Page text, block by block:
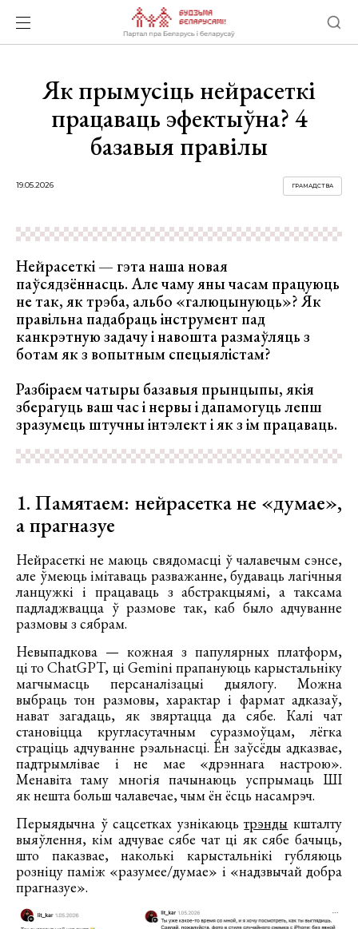
Як прымусіць нейрасеткі
працаваць эфектыўна? 4
базавыя правілы
19.05.2026 ГРАМАДСТВА
Нейрасеткі — гэта наша новая
паўсядзённасць. Але чаму яны часам працуюць
не так, як трэба, альбо «галюцынуюць»? Як
правільна падабраць інструмент пад
канкрэтную задачу і навошта размаўляць з
ботам як з вопытным спецыялістам?
Разбіраем чатыры базавыя прынцыпы, якія
зберагуць ваш час і нервы і дапамогуць лепш
зразумець штучны інтэлект і як з ім працаваць.
1. Памятаем: нейрасетка не «думае»,
а прагназуе
Нейрасеткі не маюць свядомасці ў чалавечым сэнсе,
але ўмеюць імітаваць разважанне, будаваць лагічныя
ланцужкі і працаваць з абстракцыямі, а таксама
падладжвацца ў размове так, каб было адчуванне
размовы з сябрам.
Невыпадкова — кожная з папулярных платформ,
ці то ChatGPT, ці Gemini прапануюць карыстальніку
магчымасць персаналізацыі дыялогу. Можна
выбраць тон размовы, характар і фармат адказаў,
нават загадаць, як звяртацца да сябе. Калі чат
становіцца кругласутачным суразмоўцам, лёгка
страціць адчуванне рэальнасці. Ён заўсёды адказвае,
падтрымлівае і не мае «дрэннага настрою».
Менавіта таму многія пачынаюць успрымаць ШІ
як нешта больш чалавечае, чым ён ёсць насамрэч.
Перыядычна ў сацсетках узнікаюцьтрэнды кшталту
выяўлення, кім адчувае сябе чат ці як сябе бачыць,
што паказвае, наколькі карыстальнікі губляюць
розніцу паміж «разумее/думае» і «надзвычай добра
прагназуе».